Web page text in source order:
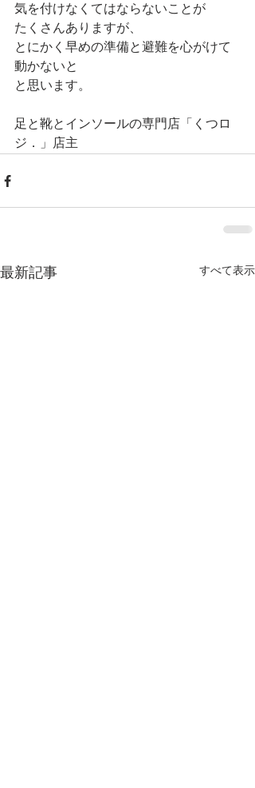
気を付けなくてはならないことが
たくさんありますが、
とにかく早めの準備と避難を心がけて
動かないと
と思います。
足と靴とインソールの専門店「くつロ
ジ．」店主
最新記事 すべて表示